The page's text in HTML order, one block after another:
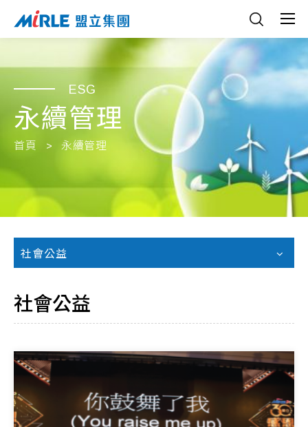
ESG
永續管理
首頁 永續管理
社會公益
社會公益